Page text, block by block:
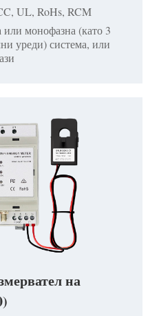
UL, RoHs, RCM
или монофазна (като 3
уреди) система, или
на